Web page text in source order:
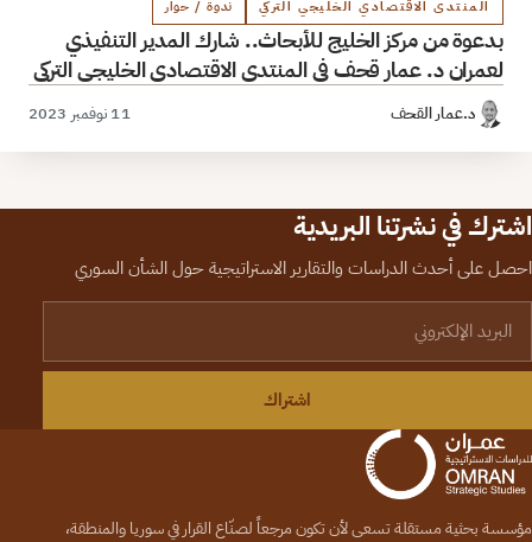
المنتدى الاقتصادي الخليجي التركي ندوة / حوار
بدعوة من مركز الخليج للأبحاث.. شارك المدير التنفيذي
لعمران د. عمار قحف في المنتدى الاقتصادي الخليجي التركي
د.عمار القحف 11 نوفمبر 2023
اشترك في نشرتنا البريدية
احصل على أحدث الدراسات والتقارير الاستراتيجية حول الشأن السوري
اشتراك
مؤسسة بحثية مستقلة تسعى لأن تكون مرجعاً لصنّاع القرار في سوريا والمنطقة،